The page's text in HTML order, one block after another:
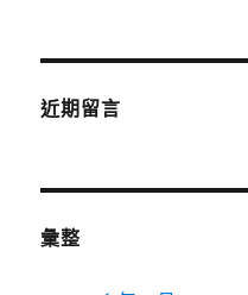
近期留言
彙整